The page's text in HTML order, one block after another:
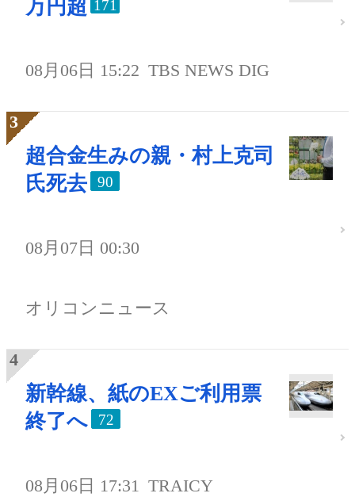
万円超 171
08月06日 15:22 TBS NEWS DIG
超合金生みの親・村上克司
氏死去
90
08月07日 00:30
オリコンニュース
新幹線、紙のEXご利用票
終了へ
72
08月06日 17:31 TRAICY